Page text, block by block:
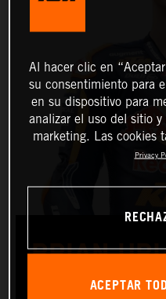
BRIAN
Al hacer clic en
su consentimiento para
en su dispositivo para
analizar el uso del sitio y
marketing. Las cookies
Privacy
ACEPTAR